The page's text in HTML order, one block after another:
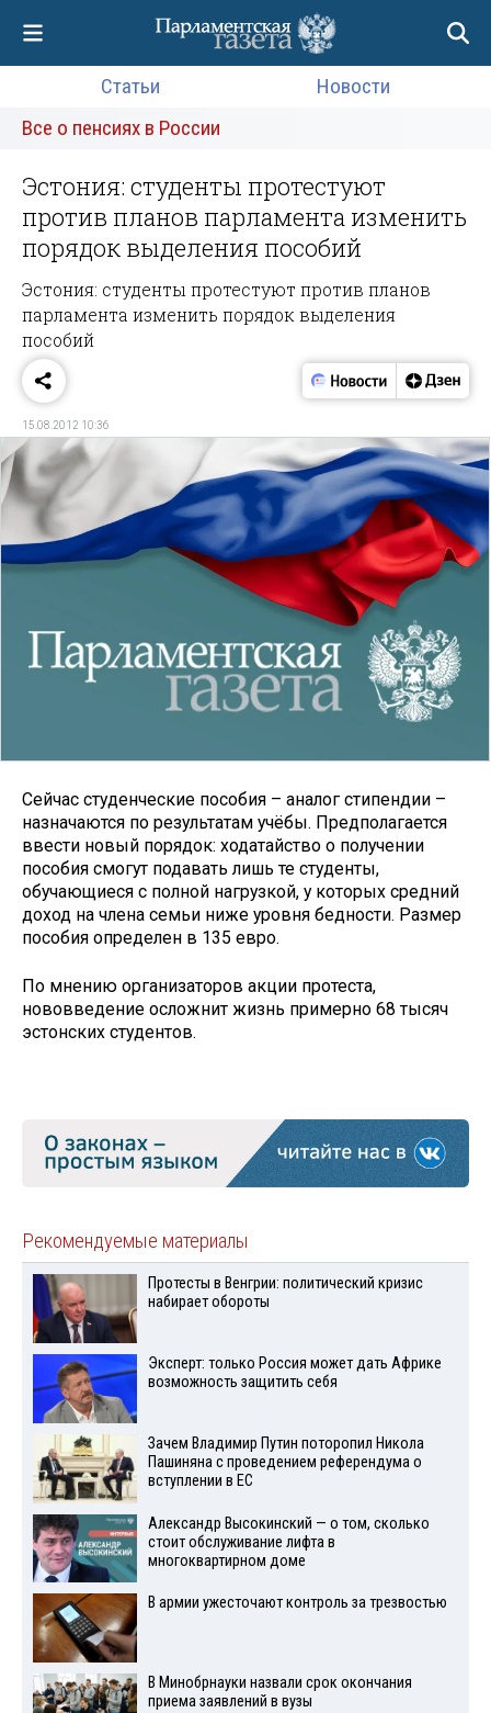
Статьи
Новости
Все о пенсиях в России
Эстония: студенты протестуют
против планов парламента изменить
порядок выделения пособий
Эстония: студенты протестуют против планов
парламента изменить порядок выделения
пособий
15.08.2012 10:36
Сейчас студенческие пособия – аналог стипендии –
назначаются по результатам учёбы. Предполагается
ввести новый порядок: ходатайство о получении
пособия смогут подавать лишь те студенты,
обучающиеся с полной нагрузкой, у которых средний
доход на члена семьи ниже уровня бедности. Размер
пособия определен в 135 евро.
По мнению организаторов акции протеста,
нововведение осложнит жизнь примерно 68 тысяч
эстонских студентов.
Рекомендуемые материалы
Протесты в Венгрии: политический кризис
набирает обороты
Эксперт: только Россия может дать Африке
возможность защитить себя
Зачем Владимир Путин поторопил Никола
Пашиняна с проведением референдума о
вступлении в ЕС
Александр Высокинский — о том, сколько
стоит обслуживание лифта в
многоквартирном доме
В армии ужесточают контроль за трезвостью
В Минобрнауки назвали срок окончания
приема заявлений в вузы